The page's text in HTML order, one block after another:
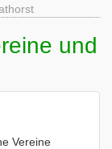
und
Vereine